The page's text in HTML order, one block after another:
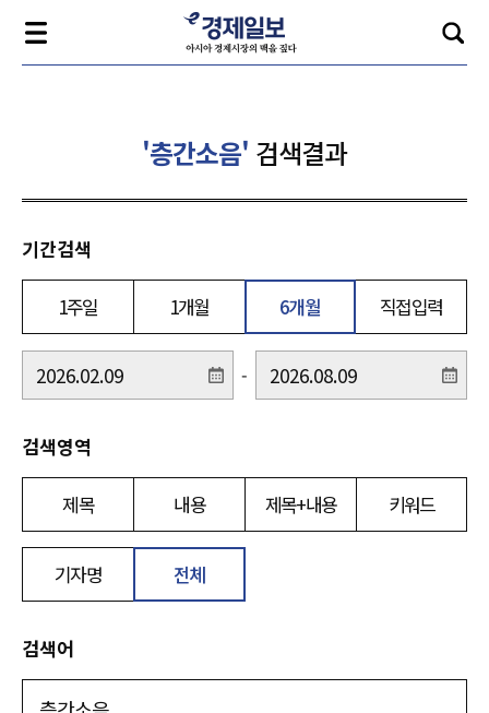
'층간소음' 검색결과
기간검색
1주일 1개월 6개월 직접입력
-
검색영역
제목 내용 제목+내용 키워드
기자명 전체
검색어